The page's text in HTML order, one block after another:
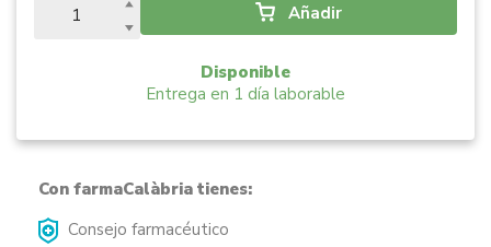
Añadir
Disponible
Entrega en 1 día laborable
Con farmaCalàbria tienes:
Consejo farmacéutico